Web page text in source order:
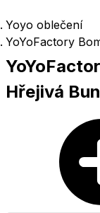
Yoyo oblečení
YoYoFactory
Hřejivá